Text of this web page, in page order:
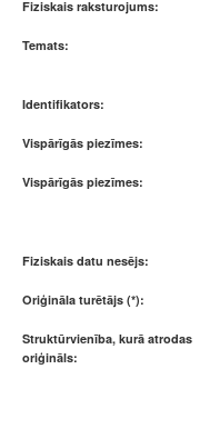
Fiziskais raksturojums:
Temats:
Identifikators:
Vispārīgās piezīmes:
Vispārīgās piezīmes:
Fiziskais datu nesējs:
Oriģināla turētājs (*):
Struktūrvienība, kurā atrodas
oriģināls: